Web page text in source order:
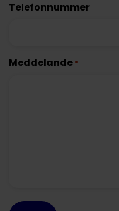
Telefonnummer
Meddelande *